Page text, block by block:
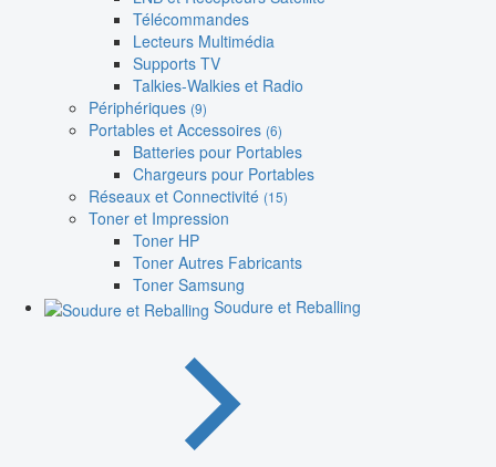
Télécommandes
Lecteurs Multimédia
Supports TV
Talkies-Walkies et Radio
Périphériques (9)
Portables et Accessoires (6)
Batteries pour Portables
Chargeurs pour Portables
Réseaux et Connectivité (15)
Toner et Impression
Toner HP
Toner Autres Fabricants
Toner Samsung
Soudure et Reballing